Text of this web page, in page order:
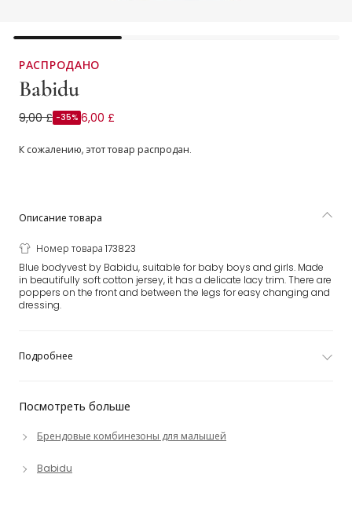
РАСПРОДАНО
Babidu
Голубое хлопковое боди для малышей
9,00 £ -35% 6,00 £
К сожалению, этот товар распродан.
Посмотреть больше
Брендовые комбинезоны для малышей
Babidu
Описание товара
Номер товара 173823
Blue bodyvest by Babidu, suitable for baby boys and girls. Made
in beautifully soft cotton jersey, it has a delicate lacy trim. There are
poppers on the front and between the legs for easy changing and
dressing.
Подробнее